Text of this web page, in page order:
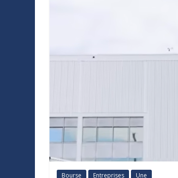
Bourse Entreprises Une